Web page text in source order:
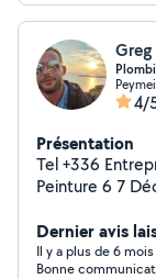
Greg
4/
Présentation
Tel +336 Entreprise tout corps d'états 6 8 Plomberie 4 8
Peinture 6 7 Décoration 4 6 Aménagement intérieur et
électrique Numéro à la verticale Appeler moi pour toute
Dernier avis
Il y a plus de 6 mois
Bonne